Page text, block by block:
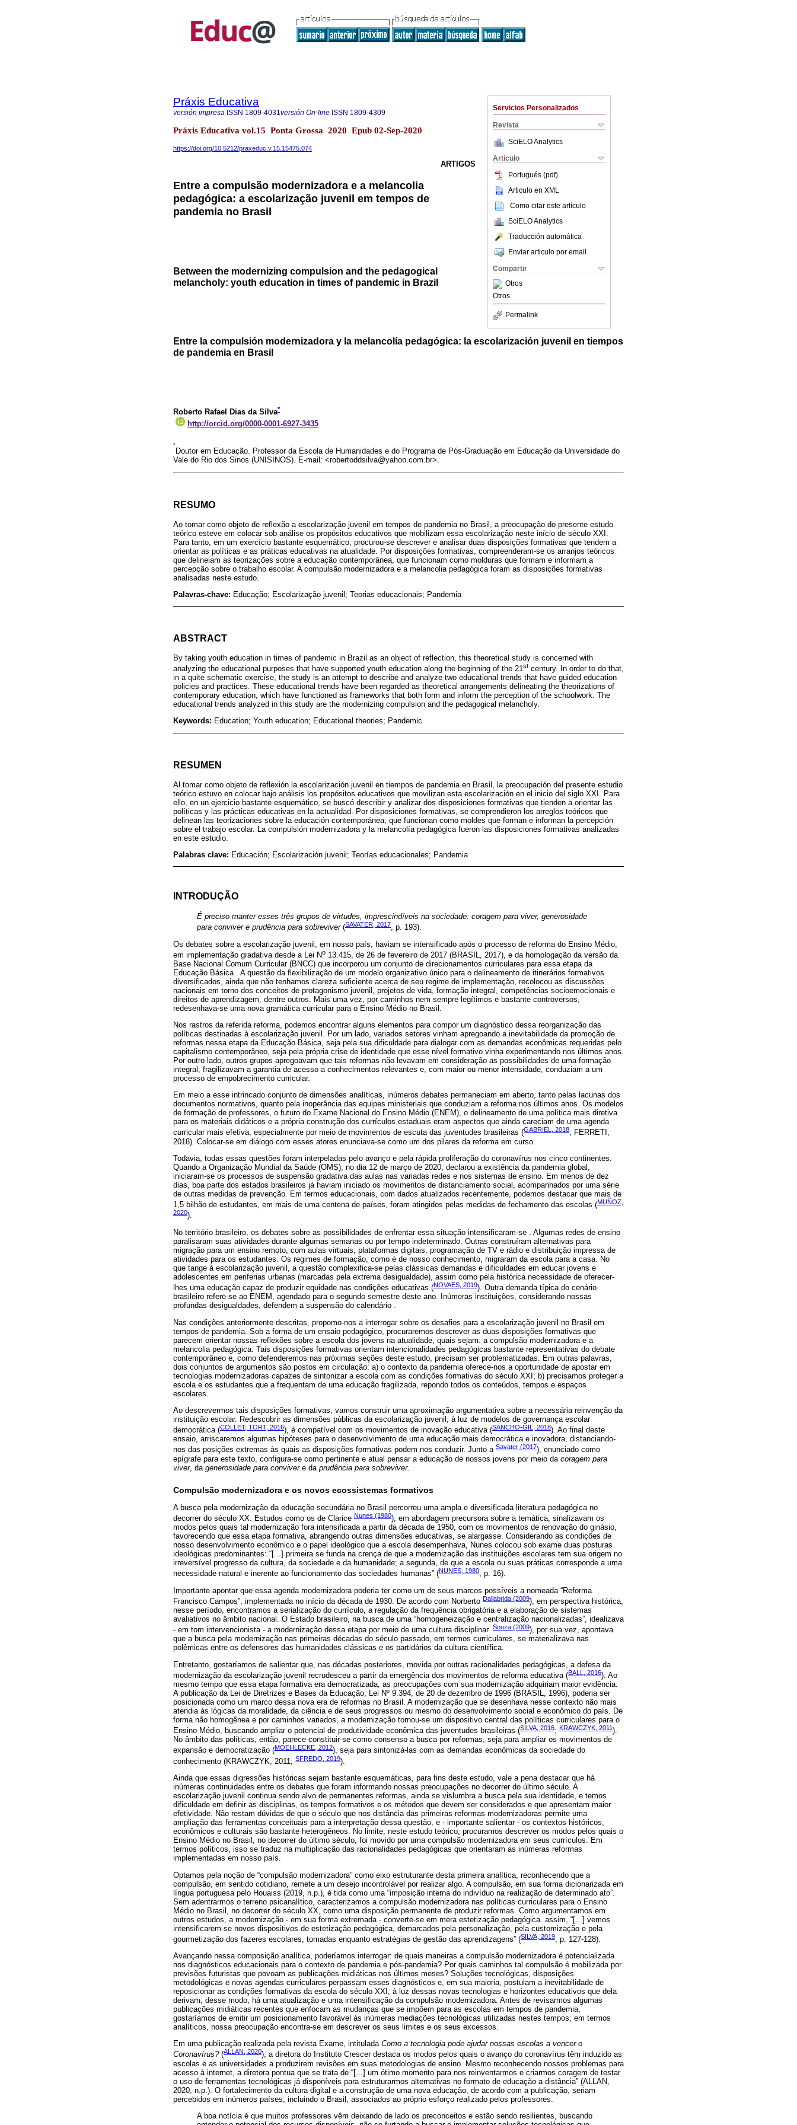
Servicios Personalizados
Revista
SciELO Analytics
Articulo
Portugués (pdf)
Articulo en XML
Como citar este artículo
SciELO Analytics
Traducción automática
Enviar articulo por email
Compartir
Otros
Otros
Permalink
Práxis Educativa
versión impresa ISSN 1809-4031versión On-line ISSN 1809-4309
Práxis Educativa vol.15 Ponta Grossa 2020 Epub 02-Sep-2020
https://doi.org/10.5212/praxeduc.v.15.15475.074
ARTIGOS
Entre a compulsão modernizadora e a melancolia
pedagógica: a escolarização juvenil em tempos de
pandemia no Brasil
Between the modernizing compulsion and the pedagogical
melancholy: youth education in times of pandemic in Brazil
Entre la compulsión modernizadora y la melancolía pedagógica: la escolarización juvenil en tiempos
de pandemia en Brasil
Roberto Rafael Dias da Silva*
http://orcid.org/0000-0001-6927-3435
*
Doutor em Educação. Professor da Escola de Humanidades e do Programa de Pós-Graduação em Educação da Universidade do
Vale do Rio dos Sinos (UNISINOS). E-mail: <robertoddsilva@yahoo.com.br>.
RESUMO
Ao tomar como objeto de reflexão a escolarização juvenil em tempos de pandemia no Brasil, a preocupação do presente estudo
teórico esteve em colocar sob análise os propósitos educativos que mobilizam essa escolarização neste início de século XXI.
Para tanto, em um exercício bastante esquemático, procurou-se descrever e analisar duas disposições formativas que tendem a
orientar as políticas e as práticas educativas na atualidade. Por disposições formativas, compreenderam-se os arranjos teóricos
que delineiam as teorizações sobre a educação contemporânea, que funcionam como molduras que formam e informam a
percepção sobre o trabalho escolar. A compulsão modernizadora e a melancolia pedagógica foram as disposições formativas
analisadas neste estudo.
Palavras-chave: Educação; Escolarização juvenil; Teorias educacionais; Pandemia
ABSTRACT
By taking youth education in times of pandemic in Brazil as an object of reflection, this theoretical study is concerned with
analyzing the educational purposes that have supported youth education along the beginning of the 21st century. In order to do that,
in a quite schematic exercise, the study is an attempt to describe and analyze two educational trends that have guided education
policies and practices. These educational trends have been regarded as theoretical arrangements delineating the theorizations of
contemporary education, which have functioned as frameworks that both form and inform the perception of the schoolwork. The
educational trends analyzed in this study are the modernizing compulsion and the pedagogical melancholy.
Keywords: Education; Youth education; Educational theories; Pandemic
RESUMEN
Al tomar como objeto de reflexión la escolarización juvenil en tiempos de pandemia en Brasil, la preocupación del presente estudio
teórico estuvo en colocar bajo análisis los propósitos educativos que movilizan esta escolarización en el inicio del siglo XXI. Para
ello, en un ejercicio bastante esquemático, se buscó describir y analizar dos disposiciones formativas que tienden a orientar las
políticas y las prácticas educativas en la actualidad. Por disposiciones formativas, se comprendieron los arreglos teóricos que
delinean las teorizaciones sobre la educación contemporánea, que funcionan como moldes que forman e informan la percepción
sobre el trabajo escolar. La compulsión modernizadora y la melancolía pedagógica fueron las disposiciones formativas analizadas
en este estudio.
Palabras clave: Educación; Escolarización juvenil; Teorías educacionales; Pandemia
INTRODUÇÃO
É preciso manter esses três grupos de virtudes, imprescindíveis na sociedade: coragem para viver, generosidade
para conviver e prudência para sobreviver(SAVATER, 2017, p. 193).
Os debates sobre a escolarização juvenil, em nosso país, haviam se intensificado após o processo de reforma do Ensino Médio,
em implementação gradativa desde a Lei No 13.415, de 26 de fevereiro de 2017 (BRASIL, 2017), e da homologação da versão da
Base Nacional Comum Curricular (BNCC) que incorporou um conjunto de direcionamentos curriculares para essa etapa da
Educação Básica . A questão da flexibilização de um modelo organizativo único para o delineamento de itinerários formativos
diversificados, ainda que não tenhamos clareza suficiente acerca de seu regime de implementação, recolocou as discussões
nacionais em torno dos conceitos de protagonismo juvenil, projetos de vida, formação integral, competências socioemocionais e
direitos de aprendizagem, dentre outros. Mais uma vez, por caminhos nem sempre legítimos e bastante controversos,
redesenhava-se uma nova gramática curricular para o Ensino Médio no Brasil.
Nos rastros da referida reforma, podemos encontrar alguns elementos para compor um diagnóstico dessa reorganização das
políticas destinadas à escolarização juvenil. Por um lado, variados setores vinham apregoando a inevitabilidade da promoção de
reformas nessa etapa da Educação Básica, seja pela sua dificuldade para dialogar com as demandas econômicas requeridas pelo
capitalismo contemporâneo, seja pela própria crise de identidade que esse nível formativo vinha experimentando nos últimos anos.
Por outro lado, outros grupos apregoavam que tais reformas não levavam em consideração as possibilidades de uma formação
integral, fragilizavam a garantia de acesso a conhecimentos relevantes e, com maior ou menor intensidade, conduziam a um
processo de empobrecimento curricular.
Em meio a esse intrincado conjunto de dimensões analíticas, inúmeros debates permaneciam em aberto, tanto pelas lacunas dos
documentos normativos, quanto pela inoperância das equipes ministeriais que conduziam a reforma nos últimos anos. Os modelos
de formação de professores, o futuro do Exame Nacional do Ensino Médio (ENEM), o delineamento de uma política mais diretiva
para os materiais didáticos e a própria construção dos currículos estaduais eram aspectos que ainda careciam de uma agenda
curricular mais efetiva, especialmente por meio de movimentos de escuta das juventudes brasileiras (GABRIEL, 2018; FERRETI,
2018). Colocar-se em diálogo com esses atores enunciava-se como um dos pilares da reforma em curso.
Todavia, todas essas questões foram interpeladas pelo avanço e pela rápida proliferação do coronavírus nos cinco continentes.
Quando a Organização Mundial da Saúde (OMS), no dia 12 de março de 2020, declarou a existência da pandemia global,
iniciaram-se os processos de suspensão gradativa das aulas nas variadas redes e nos sistemas de ensino. Em menos de dez
dias, boa parte dos estados brasileiros já haviam iniciado os movimentos de distanciamento social, acompanhados por uma série
de outras medidas de prevenção. Em termos educacionais, com dados atualizados recentemente, podemos destacar que mais de
1,5 bilhão de estudantes, em mais de uma centena de países, foram atingidos pelas medidas de fechamento das escolas (MUÑOZ,
2020).
No território brasileiro, os debates sobre as possibilidades de enfrentar essa situação intensificaram-se . Algumas redes de ensino
paralisaram suas atividades durante algumas semanas ou por tempo indeterminado. Outras construíram alternativas para
migração para um ensino remoto, com aulas virtuais, plataformas digitais, programação de TV e rádio e distribuição impressa de
atividades para os estudantes. Os regimes de formação, como é de nosso conhecimento, migraram da escola para a casa. No
que tange à escolarização juvenil, a questão complexifica-se pelas clássicas demandas e dificuldades em educar jovens e
adolescentes em periferias urbanas (marcadas pela extrema desigualdade), assim como pela histórica necessidade de oferecer-
lhes uma educação capaz de produzir equidade nas condições educativas (NOVAES, 2019). Outra demanda típica do cenário
brasileiro refere-se ao ENEM, agendado para o segundo semestre deste ano. Inúmeras instituições, considerando nossas
profundas desigualdades, defendem a suspensão do calendário .
Nas condições anteriormente descritas, propomo-nos a interrogar sobre os desafios para a escolarização juvenil no Brasil em
tempos de pandemia. Sob a forma de um ensaio pedagógico, procuraremos descrever as duas disposições formativas que
parecem orientar nossas reflexões sobre a escola dos jovens na atualidade, quais sejam: a compulsão modernizadora e a
melancolia pedagógica. Tais disposições formativas orientam intencionalidades pedagógicas bastante representativas do debate
contemporâneo e, como defenderemos nas próximas seções deste estudo, precisam ser problematizadas. Em outras palavras,
dois conjuntos de argumentos são postos em circulação: a) o contexto da pandemia oferece-nos a oportunidade de apostar em
tecnologias modernizadoras capazes de sintonizar a escola com as condições formativas do século XXI; b) precisamos proteger a
escola e os estudantes que a frequentam de uma educação fragilizada, repondo todos os conteúdos, tempos e espaços
escolares.
Ao descrevermos tais disposições formativas, vamos construir uma aproximação argumentativa sobre a necessária reinvenção da
instituição escolar. Redescobrir as dimensões públicas da escolarização juvenil, à luz de modelos de governança escolar
democrática (COLLET; TORT, 2016), é compatível com os movimentos de inovação educativa (SANCHO-GIL, 2018). Ao final deste
ensaio, arriscaremos algumas hipóteses para o desenvolvimento de uma educação mais democrática e inovadora, distanciando-
nos das posições extremas às quais as disposições formativas podem nos conduzir. Junto a Savater (2017), enunciado como
epígrafe para este texto, configura-se como pertinente e atual pensar a educação de nossos jovens por meio da coragem para
viver, da generosidade para convivere da prudência para sobreviver.
Compulsão modernizadora e os novos ecossistemas formativos
A busca pela modernização da educação secundária no Brasil percorreu uma ampla e diversificada literatura pedagógica no
decorrer do século XX. Estudos como os de Clarice Nunes (1980), em abordagem precursora sobre a temática, sinalizavam os
modos pelos quais tal modernização fora intensificada a partir da década de 1950, com os movimentos de renovação do ginásio,
favorecendo que essa etapa formativa, abrangendo outras dimensões educativas, se alargasse. Considerando as condições de
nosso desenvolvimento econômico e o papel ideológico que a escola desempenhava, Nunes colocou sob exame duas posturas
ideológicas predominantes: “[...] primeira se funda na crença de que a modernização das instituições escolares tem sua origem no
irreversível progresso da cultura, da sociedade e da humanidade; a segunda, de que a escola ou suas práticas corresponde a uma
necessidade natural e inerente ao funcionamento das sociedades humanas” (NUNES, 1980, p. 16).
Importante apontar que essa agenda modernizadora poderia ter como um de seus marcos possíveis a nomeada “Reforma
Francisco Campos”, implementada no início da década de 1930. De acordo com Norberto Dallabrida (2009), em perspectiva histórica,
nesse período, encontramos a serialização do currículo, a regulação da frequência obrigatória e a elaboração de sistemas
avaliativos no âmbito nacional. O Estado brasileiro, na busca de uma “homogeneização e centralização nacionalizadas”, idealizava
- em tom intervencionista - a modernização dessa etapa por meio de uma cultura disciplinar. Souza (2009), por sua vez, apontava
que a busca pela modernização nas primeiras décadas do século passado, em termos curriculares, se materializava nas
polêmicas entre os defensores das humanidades clássicas e os partidários da cultura científica.
Entretanto, gostaríamos de salientar que, nas décadas posteriores, movida por outras racionalidades pedagógicas, a defesa da
modernização da escolarização juvenil recrudesceu a partir da emergência dos movimentos de reforma educativa (BALL, 2016). Ao
mesmo tempo que essa etapa formativa era democratizada, as preocupações com sua modernização adquiriam maior evidência.
A publicação da Lei de Diretrizes e Bases da Educação, Lei Nº 9.394, de 20 de dezembro de 1996 (BRASIL, 1996), poderia ser
posicionada como um marco dessa nova era de reformas no Brasil. A modernização que se desenhava nesse contexto não mais
atendia às lógicas da moralidade, da ciência e de seus progressos ou mesmo do desenvolvimento social e econômico do país. De
forma não homogênea e por caminhos variados, a modernização tornou-se um dispositivo central das políticas curriculares para o
Ensino Médio, buscando ampliar o potencial de produtividade econômica das juventudes brasileiras (SILVA, 2016; KRAWCZYK, 2011).
No âmbito das políticas, então, parece constituir-se como consenso a busca por reformas, seja para ampliar os movimentos de
expansão e democratização (MOEHLECKE, 2012), seja para sintonizá-las com as demandas econômicas da sociedade do
conhecimento (KRAWCZYK, 2011; SFREDO, 2019).
Ainda que essas digressões históricas sejam bastante esquemáticas, para fins deste estudo, vale a pena destacar que há
inúmeras continuidades entre os debates que foram informando nossas preocupações no decorrer do último século. A
escolarização juvenil continua sendo alvo de permanentes reformas, ainda se vislumbra a busca pela sua identidade, e temos
dificuldade em definir as disciplinas, os tempos formativos e os métodos que devem ser considerados e que apresentam maior
efetividade. Não restam dúvidas de que o século que nos distância das primeiras reformas modernizadoras permite uma
ampliação das ferramentas conceituais para a interpretação dessa questão, e - importante salientar - os contextos históricos,
econômicos e culturais são bastante heterogêneos. No limite, neste estudo teórico, procuramos descrever os modos pelos quais o
Ensino Médio no Brasil, no decorrer do último século, foi movido por uma compulsão modernizadora em seus currículos. Em
termos políticos, isso se traduz na multiplicação das racionalidades pedagógicas que orientaram as inúmeras reformas
implementadas em nosso país.
Optamos pela noção de “compulsão modernizadora” como eixo estruturante desta primeira analítica, reconhecendo que a
compulsão, em sentido cotidiano, remete a um desejo incontrolável por realizar algo. A compulsão, em sua forma dicionarizada em
língua portuguesa pelo Houaiss (2019, n.p.), é tida como uma “imposição interna do indivíduo na realização de determinado ato”.
Sem adentrarmos o terreno psicanalítico, caracterizamos a compulsão modernizadora nas políticas curriculares para o Ensino
Médio no Brasil, no decorrer do século XX, como uma disposição permanente de produzir reformas. Como argumentamos em
outros estudos, a modernização - em sua forma extremada - converte-se em mera estetização pedagógica. assim, “[...] vemos
intensificarem-se novos dispositivos de estetização pedagógica, demarcados pela personalização, pela customização e pela
gourmetização dos fazeres escolares, tomadas enquanto estratégias de gestão das aprendizagens” (SILVA, 2019, p. 127-128).
Avançando nessa composição analítica, poderíamos interrogar: de quais maneiras a compulsão modernizadora é potencializada
nos diagnósticos educacionais para o contexto de pandemia e pós-pandemia? Por quais caminhos tal compulsão é mobilizada por
previsões futuristas que povoam as publicações midiáticas nos últimos meses? Soluções tecnológicas, disposições
metodológicas e novas agendas curriculares perpassam esses diagnósticos e, em sua maioria, postulam a inevitabilidade de
reposicionar as condições formativas da escola do século XXI, à luz dessas novas tecnologias e horizontes educativos que dela
derivam; desse modo, há uma atualização e uma intensificação da compulsão modernizadora. Antes de revisarmos algumas
publicações midiáticas recentes que enfocam as mudanças que se impõem para as escolas em tempos de pandemia,
gostaríamos de emitir um posicionamento favorável às inúmeras mediações tecnológicas utilizadas nestes tempos; em termos
analíticos, nossa preocupação encontra-se em descrever os seus limites e os seus excessos.
Em uma publicação realizada pela revista Exame, intitulada Como a tecnologia pode ajudar nossas escolas a vencer o
Coronavírus?(ALLAN, 2020), a diretora do Instituto Crescer destaca os modos pelos quais o avanço do coronavírus têm induzido as
escolas e as universidades a produzirem revisões em suas metodologias de ensino. Mesmo reconhecendo nossos problemas para
acesso à internet, a diretora pontua que se trata de “[...] um ótimo momento para nos reinventarmos e criarmos coragem de testar
o uso de ferramentas tecnológicas já disponíveis para estruturarmos alternativas no formato de educação a distância” (ALLAN,
2020, n.p.). O fortalecimento da cultura digital e a construção de uma nova educação, de acordo com a publicação, seriam
percebidos em inúmeros países, incluindo o Brasil, associados ao próprio esforço realizado pelos professores.
A boa notícia é que muitos professores vêm deixando de lado os preconceitos e estão sendo resilientes, buscando